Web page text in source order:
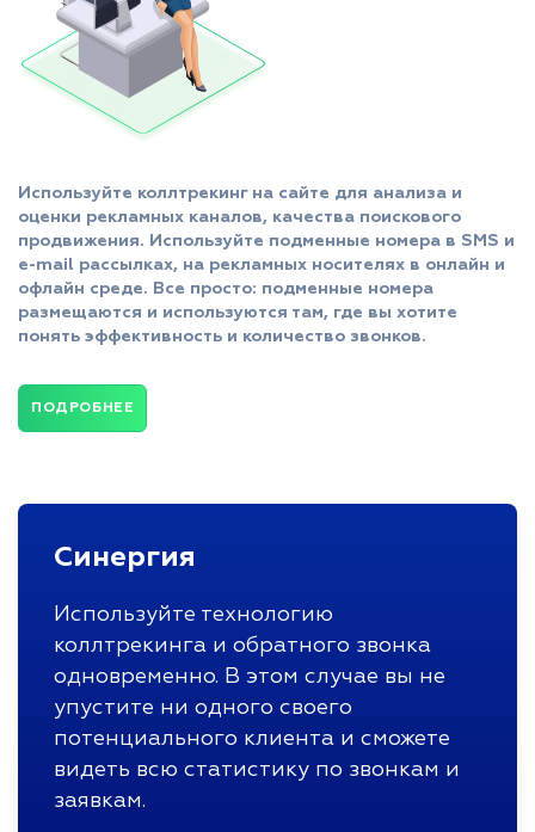
Используйте коллтрекинг на сайте для анализа и
оценки рекламных каналов, качества поискового
продвижения. Используйте подменные номера в SMS и
e-mail рассылках, на рекламных носителях в онлайн и
офлайн среде. Все просто: подменные номера
размещаются и используются там, где вы хотите
понять эффективность и количество звонков.
ПОДРОБНЕЕ
Синергия
Используйте технологию
коллтрекинга и обратного звонка
одновременно. В этом случае вы не
упустите ни одного своего
потенциального клиента и сможете
видеть всю статистику по звонкам и
заявкам.